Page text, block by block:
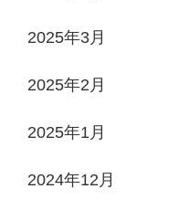
2025年3月
2025年2月
2025年1月
2024年12月